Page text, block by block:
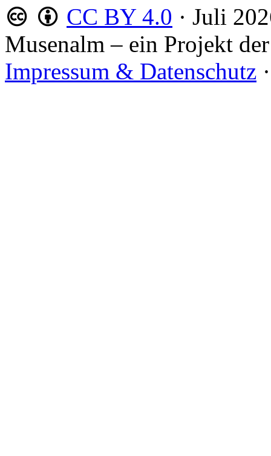
CC BY 4.0 · Juli
Musenalm – ein Projekt der
Impressum & Datenschutz ·